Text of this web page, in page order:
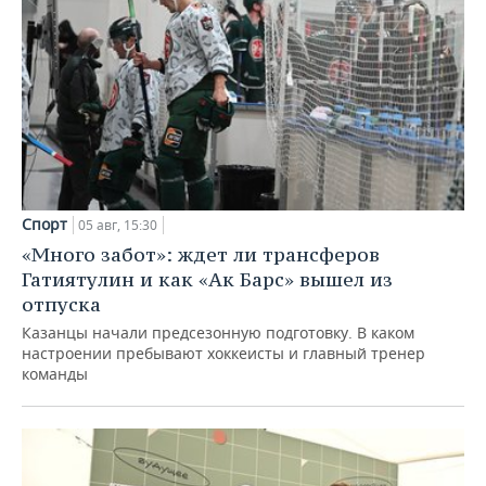
Спорт 05 авг, 15:30
«Много забот»: ждет ли трансферов
Гатиятулин и как «Ак Барс» вышел из
отпуска
Казанцы начали предсезонную подготовку. В каком
настроении пребывают хоккеисты и главный тренер
команды